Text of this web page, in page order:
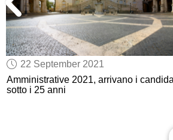
22 September 2021
Amministrative 2021, arrivano i
sotto i 25 anni